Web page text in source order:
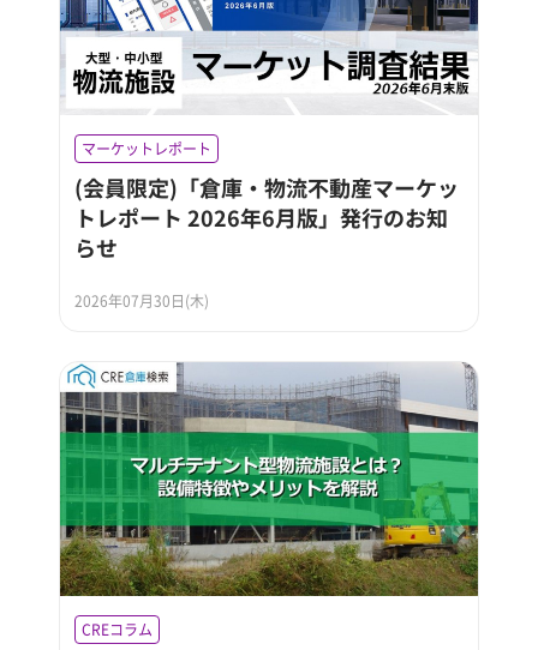
マーケットレポート
(会員限定)「倉庫・物流不動産マーケッ
トレポート 2026年6月版」発行のお知
らせ
2026年07月30日(木)
CREコラム